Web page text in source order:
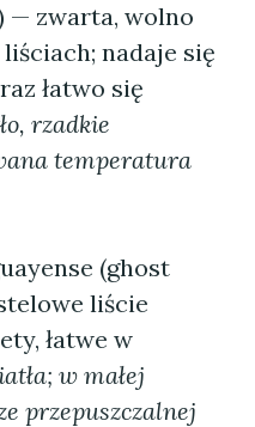
— zwarta, wolno
nadaje się
łatwo się
rzadkie
temperatura
(ghost
liście
łatwe w
w małej
przepuszczalnej